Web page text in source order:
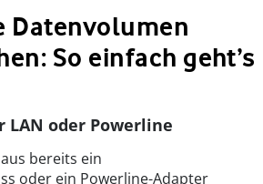
Datenvolumen
So einfach geht’s
LAN oder Powerline
bereits ein
oder ein Powerline-Adapter